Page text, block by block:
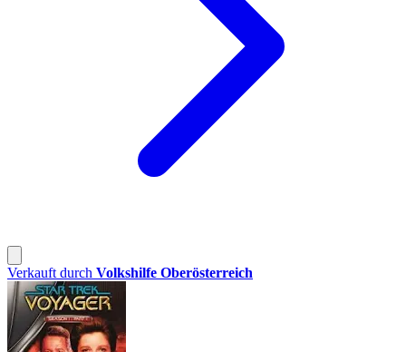
Verkauft durch Volkshilfe Oberösterreich